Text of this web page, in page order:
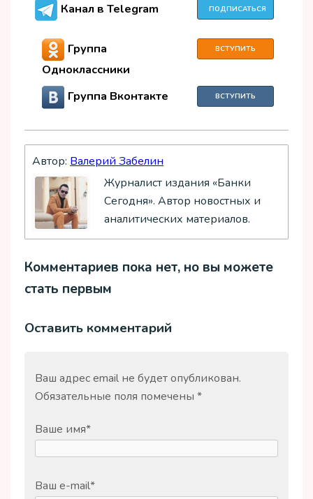
Канал в Telegram ПОДПИСАТЬСЯ
Группа
Одноклассники
ВСТУПИТЬ
Группа Вконтакте ВСТУПИТЬ
Автор: Валерий Забелин
Журналист издания «Банки
Сегодня». Автор новостных и
аналитических материалов.
Комментариев пока нет, но вы можете
стать первым
Оставить комментарий
Ваш адрес email не будет опубликован.
Обязательные поля помечены *
Ваше имя*
Ваш e-mail*